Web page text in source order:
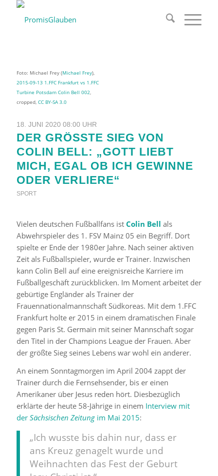
Foto: Michael Frey (Michael Frey),
2015-09-13 1.FFC Frankfurt vs 1.FFC
Turbine Potsdam Colin Bell 002
cropped, CC BY-SA 3.0
18. JUNI 2020 08:00 UHR
DER GRÖSSTE SIEG VON C
OLIN BELL: „GOTT LIEBT M
ICH, EGAL OB ICH GEWINNE O
DER VERLIERE“
SPORT
Vielen deutschen Fußballfans ist Colin Bell als
Abwehrspieler des 1. FSV Mainz 05 ein Begriff. Dort
spielte er Ende der 1980er Jahre. Nach seiner aktiven
Zeit als Fußballspieler, wurde er Trainer. Inzwischen
kann Colin Bell auf eine ereignisreiche Karriere im
Fußballgeschäft zurückblicken. Im Moment arbeitet der
gebürtige Engländer als Trainer der
Frauennationalmannschaft Südkoreas. Mit dem 1.FFC
Frankfurt holte er 2015 in einem dramatischen Finale
gegen Paris St. Germain mit seiner Mannschaft sogar
den Titel in der Champions League der Frauen. Aber
der größte Sieg seines Lebens war wohl ein anderer.
An einem Sonntagmorgen im April 2004 zappt der
Trainer durch die Fernsehsender, bis er einen
Amerikaner über Jesus reden hört. Diesbezüglich
erklärte der heute 58-Jährige in einem Interview mit
der Sächsischen Zeitung im Mai 2015:
„Ich wusste bis dahin nur, dass er
ans Kreuz genagelt wurde und
Weihnachten das Fest der Geburt